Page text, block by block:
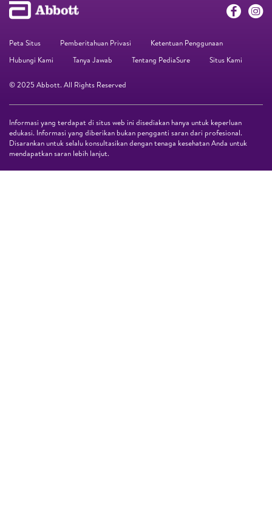
Peta Situs Pemberitahuan Privasi
Ketentuan Penggunaan
Hubungi Kami
Tanya Jawab Tentang PediaSure Situs Kami
© 2025 Abbott. All Rights Reserved
Informasi yang terdapat di situs web ini disediakan hanya untuk keperluan
edukasi. Informasi yang diberikan bukan pengganti saran dari profesional.
Disarankan untuk selalu konsultasikan dengan tenaga kesehatan Anda untuk
mendapatkan saran lebih lanjut.